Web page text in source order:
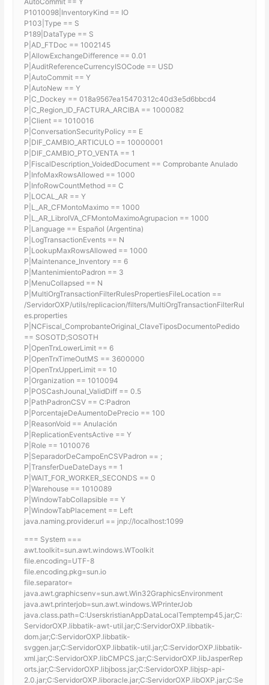
P1010098|InventoryKind == IO
P103|Type == S
P189|DataType == S
P|AD_FTDoc == 1002145
P|AllowExchangeDifference == 0.01
P|AuditReferenceCurrencyISOCode == USD
P|AutoCommit == Y
P|AutoNew == Y
P|C_Dockey == 018a9567ea15470312c40d3e5d6bbcd4
P|C_Region_ID_FACTURA_ARCIBA == 1000082
P|Client == 1010016
P|ConversationSecurityPolicy == E
P|DIF_CAMBIO_ARTICULO == 10000001
P|DIF_CAMBIO_PTO_VENTA == 1
P|FiscalDescription_VoidedDocument == Comprobante Anulado
P|InfoMaxRowsAllowed == 1000
P|InfoRowCountMethod == C
P|LOCAL_AR == Y
P|L_AR_CFMontoMaximo == 1000
P|L_AR_LibroIVA_CFMontoMaximoAgrupacion == 1000
P|Language == Español (Argentina)
P|LogTransactionEvents == N
P|LookupMaxRowsAllowed == 1000
P|Maintenance_Inventory == 6
P|MantenimientoPadron == 3
P|MenuCollapsed == N
P|MultiOrgTransactionFilterRulesPropertiesFileLocation ==
/ServidorOXP/utils/replicacion/filters/MultiOrgTransactionFilterRul
es.properties
P|NCFiscal_ComprobanteOriginal_ClaveTiposDocumentoPedido
== SOSOTD;SOSOTH
P|OpenTrxLowerLimit == 6
P|OpenTrxTimeOutMS == 3600000
P|OpenTrxUpperLimit == 10
P|Organization == 1010094
P|POSCashJounal_ValidDiff == 0.5
P|PathPadronCSV == C:Padron
P|PorcentajeDeAumentoDePrecio == 100
P|ReasonVoid == Anulación
P|ReplicationEventsActive == Y
P|Role == 1010076
P|SeparadorDeCampoEnCSVPadron == ;
P|TransferDueDateDays == 1
P|WAIT_FOR_WORKER_SECONDS == 0
P|Warehouse == 1010089
P|WindowTabCollapsible == Y
P|WindowTabPlacement == Left
java.naming.provider.url == jnp://localhost:1099
=== System ===
awt.toolkit=sun.awt.windows.WToolkit
file.encoding=UTF-8
file.encoding.pkg=sun.io
file.separator=
java.awt.graphicsenv=sun.awt.Win32GraphicsEnvironment
java.awt.printerjob=sun.awt.windows.WPrinterJob
java.class.path=C:UserskristianAppDataLocalTemptemp45.jar;C:
ServidorOXP.libbatik-awt-util.jar;C:ServidorOXP.libbatik-
dom.jar;C:ServidorOXP.libbatik-
svggen.jar;C:ServidorOXP.libbatik-util.jar;C:ServidorOXP.libbatik-
xml.jar;C:ServidorOXP.libCMPCS.jar;C:ServidorOXP.libJasperRep
orts.jar;C:ServidorOXP.libjboss.jar;C:ServidorOXP.libjsp-api-
2.0.jar;C:ServidorOXP.liboracle.jar;C:ServidorOXP.libOXP.jar;C:Se